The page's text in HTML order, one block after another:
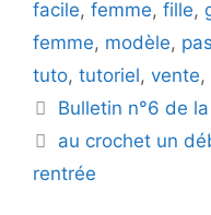
facile, femme, fille,
femme, modèle,
tuto, tutoriel, vente,
Bulletin n°6 de
au crochet un
rentrée